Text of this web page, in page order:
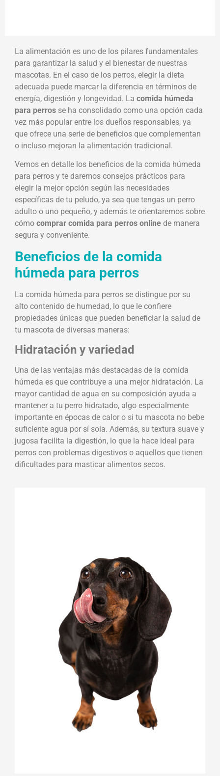
La alimentación es uno de los pilares fundamentales
para garantizar la salud y el bienestar de nuestras
mascotas. En el caso de los perros, elegir la dieta
adecuada puede marcar la diferencia en términos de
energía, digestión y longevidad. La comida húmeda
para perros se ha consolidado como una opción cada
vez más popular entre los dueños responsables, ya
que ofrece una serie de beneficios que complementan
o incluso mejoran la alimentación tradicional.
Vemos en detalle los beneficios de la comida húmeda
para perros y te daremos consejos prácticos para
elegir la mejor opción según las necesidades
específicas de tu peludo, ya sea que tengas un perro
adulto o uno pequeño, y además te orientaremos sobre
cómo comprar comida para perros online de manera
segura y conveniente.
Beneficios de la comida
húmeda para perros
La comida húmeda para perros se distingue por su
alto contenido de humedad, lo que le confiere
propiedades únicas que pueden beneficiar la salud de
tu mascota de diversas maneras:
Hidratación y variedad
Una de las ventajas más destacadas de la comida
húmeda es que contribuye a una mejor hidratación. La
mayor cantidad de agua en su composición ayuda a
mantener a tu perro hidratado, algo especialmente
importante en épocas de calor o si tu mascota no bebe
suficiente agua por sí sola. Además, su textura suave y
jugosa facilita la digestión, lo que la hace ideal para
perros con problemas digestivos o aquellos que tienen
dificultades para masticar alimentos secos.